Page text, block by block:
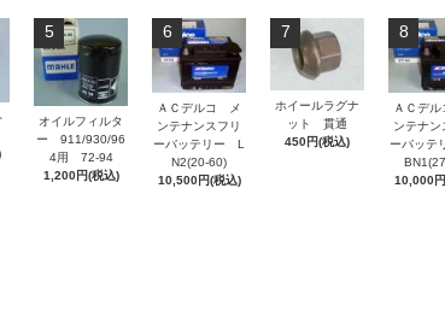
5
オイルフィルタ
ー 911/930/96
4用 72-94
1,200円(税込)
6
ＡＣデルコ メ
ンテナンスフリ
ーバッテリー L
N2(20-60)
10,500円(税込)
7
ホイールラグナ
ット 貫通
450円(税込)
8
ＡＣデ
ンテナン
ーバッ
10,000